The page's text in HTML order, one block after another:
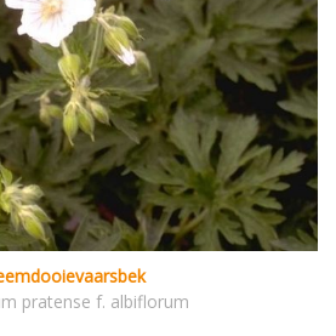
pratense f. albiflorum